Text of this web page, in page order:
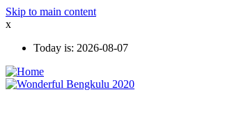
Skip to main content
x
Today is: 2026-08-07